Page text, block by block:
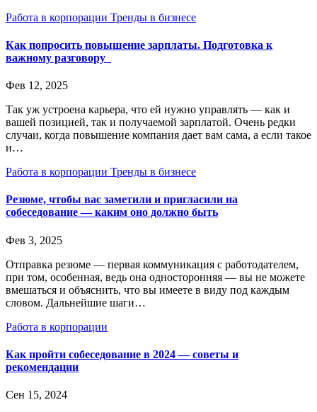
Работа в корпорации Тренды в бизнесе
Как попросить повышение зарплаты. Подготовка к
важному разговору
Фев 12, 2025
Так уж устроена карьера, что ей нужно управлять — как и
вашей позицией, так и получаемой зарплатой. Очень редки
случаи, когда повышение компания дает вам сама, а если такое
и…
Работа в корпорации Тренды в бизнесе
Резюме, чтобы вас заметили и пригласили на
собеседование — каким оно должно быть
Фев 3, 2025
Отправка резюме — первая коммуникация с работодателем,
при том, особенная, ведь она односторонняя — вы не можете
вмешаться и объяснить, что вы имеете в виду под каждым
словом. Дальнейшие шаги…
Работа в корпорации
Как пройти собеседование в 2024 — советы и
рекомендации
Сен 15, 2024